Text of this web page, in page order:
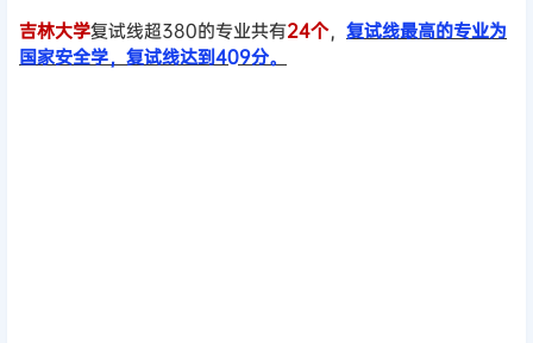
吉林大学复试线超380的专业共有24个， 复试线最高的专业为
国家安全学，复试线达到409分。